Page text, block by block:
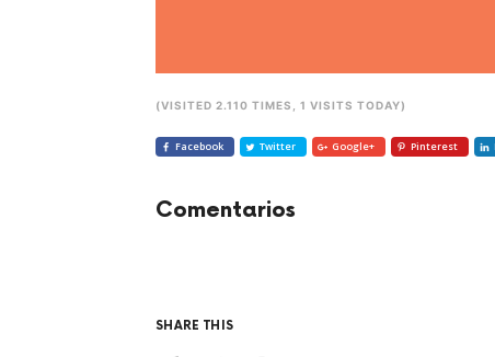
(VISITED 2.110 TIMES, 1 VISITS TODAY)
Facebook Twitter Google+ Pinterest
Comentarios
SHARE THIS